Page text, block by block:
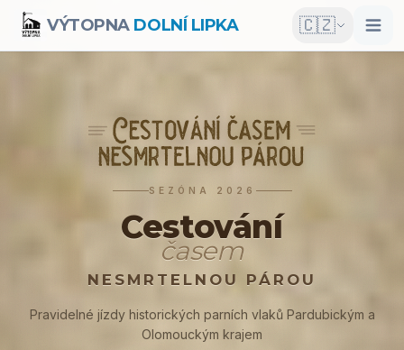
VÝTOPNADOLNÍ LIPKA 🇨🇿
SEZÓNA 2026
Cestování
časem
NESMRTELNOU PÁROU
Pravidelné jízdy historických parních vlaků Pardubickým a
Olomouckým krajem